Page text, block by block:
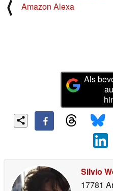
⟨
Amazon Alexa
Als
Silvio
17781